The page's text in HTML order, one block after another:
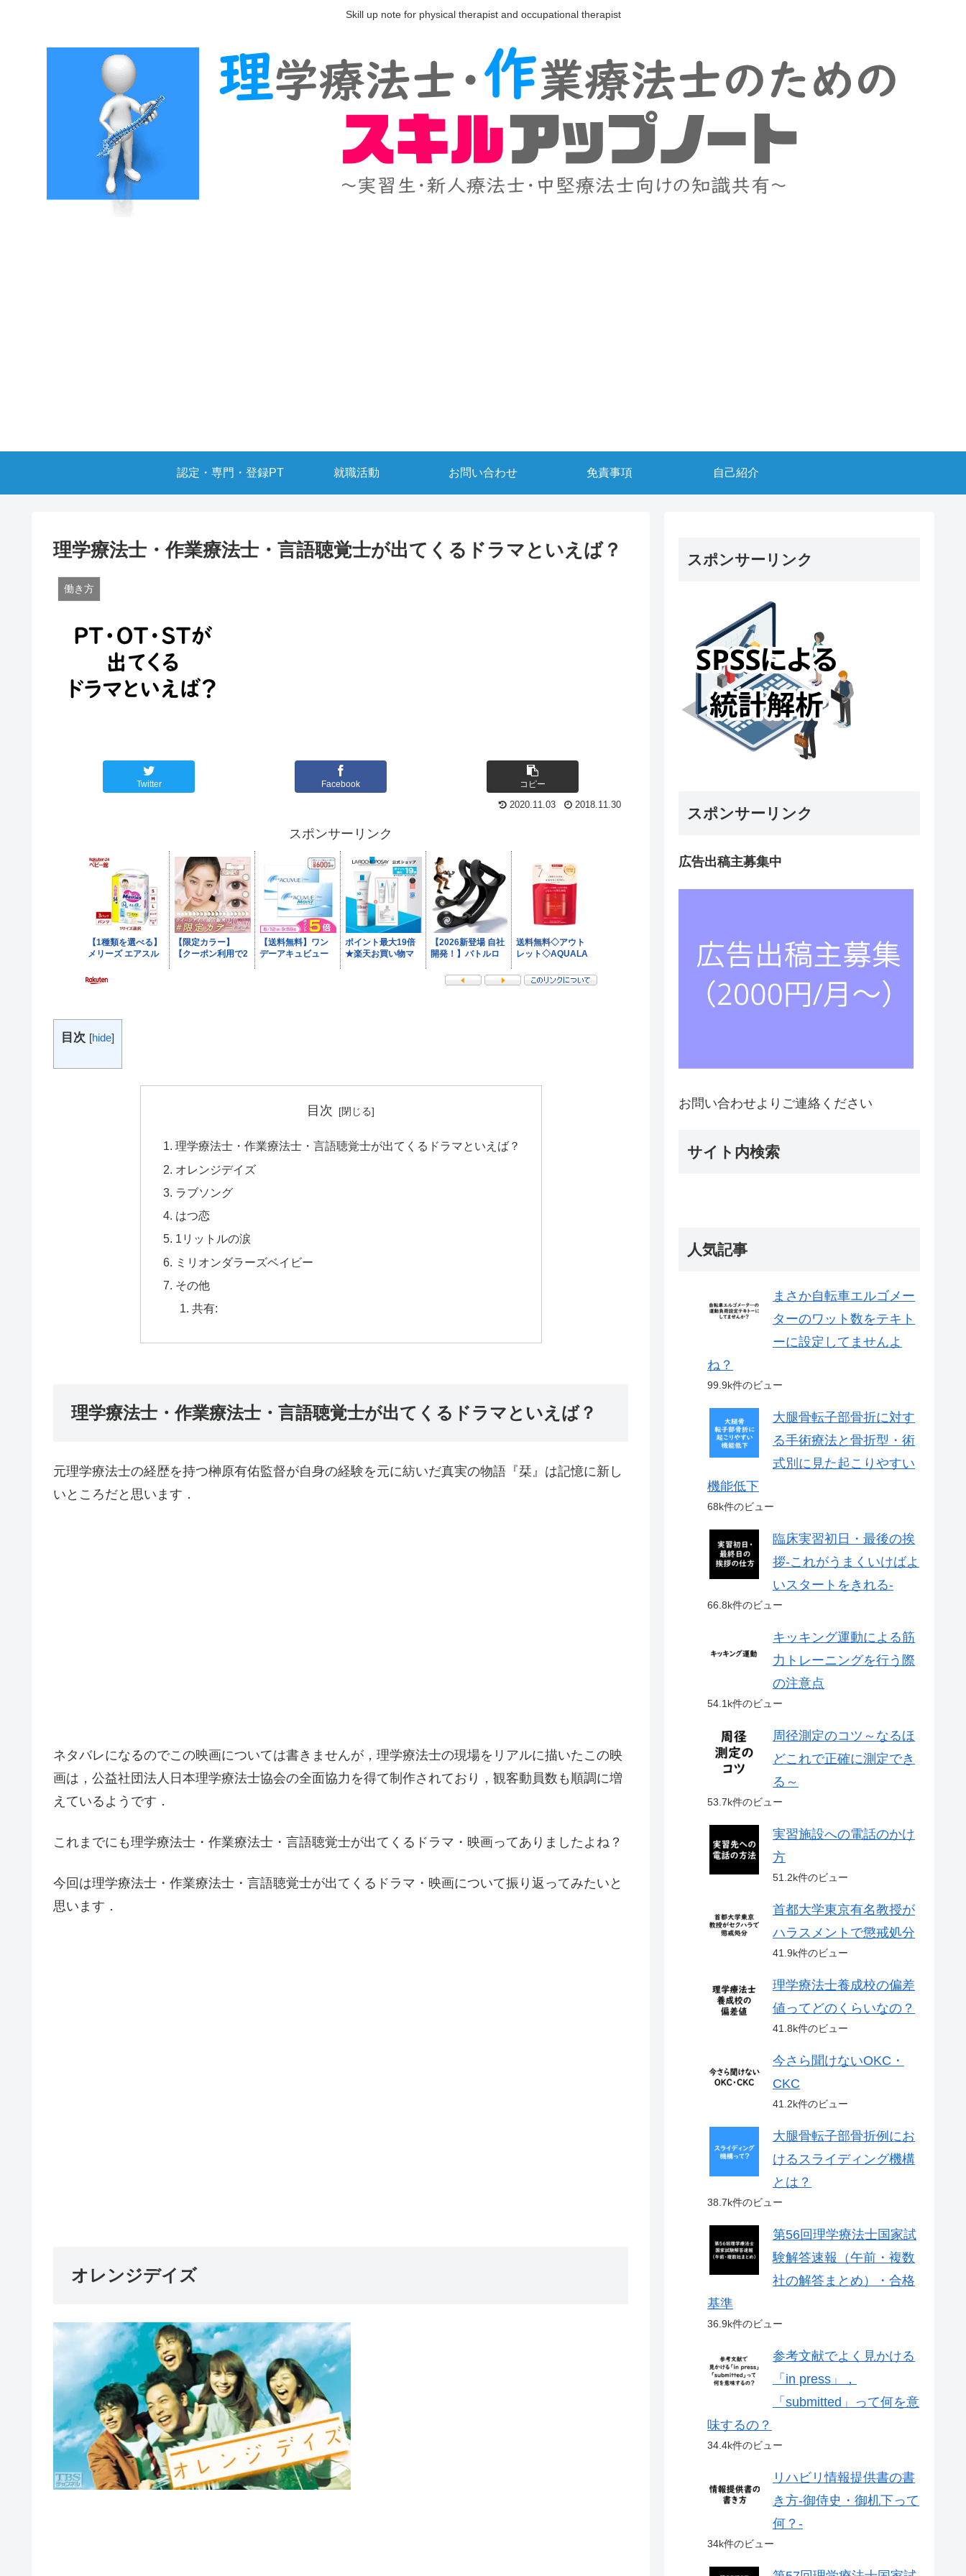
Skill up note for physical therapist and occupational therapist
認定・専門・登録PT 就職活動 お問い合わせ 免責事項 自己紹介
理学療法士・作業療法士・言語聴覚士が出てくるドラマといえば？
働き方
Twitter Facebook コピー
2020.11.03 2018.11.30
スポンサーリンク
目次 [hide]
目次
理学療法士・作業療法士・言語聴覚士が出てくるドラマといえば？
オレンジデイズ
ラブソング
はつ恋
1リットルの涙
ミリオンダラーズベイビー
その他
共有:
理学療法士・作業療法士・言語聴覚士が出てくるドラマといえば？
元理学療法士の経歴を持つ榊原有佑監督が自身の経験を元に紡いだ真実の物語『栞』は記憶に新し
いところだと思います．
ネタバレになるのでこの映画については書きませんが，理学療法士の現場をリアルに描いたこの映
画は，公益社団法人日本理学療法士協会の全面協力を得て制作されており，観客動員数も順調に増
えているようです．
これまでにも理学療法士・作業療法士・言語聴覚士が出てくるドラマ・映画ってありましたよね？
今回は理学療法士・作業療法士・言語聴覚士が出てくるドラマ・映画について振り返ってみたいと
思います．
オレンジデイズ
スポンサーリンク
スポンサーリンク
広告出稿主募集中
お問い合わせよりご連絡ください
サイト内検索
人気記事
まさか自転車エルゴメー
ターのワット数をテキト
ーに設定してませんよ
ね？
99.9k件のビュー
大腿骨転子部骨折に対す
る手術療法と骨折型・術
式別に見た起こりやすい
機能低下
68k件のビュー
臨床実習初日・最後の挨
拶-これがうまくいけばよ
いスタートをきれる-
66.8k件のビュー
キッキング運動による筋
力トレーニングを行う際
の注意点
54.1k件のビュー
周径測定のコツ～なるほ
どこれで正確に測定でき
る～
53.7k件のビュー
実習施設への電話のかけ
方
51.2k件のビュー
首都大学東京有名教授が
ハラスメントで懲戒処分
41.9k件のビュー
理学療法士養成校の偏差
値ってどのくらいなの？
41.8k件のビュー
今さら聞けないOKC・
CKC
41.2k件のビュー
大腿骨転子部骨折例にお
けるスライディング機構
とは？
38.7k件のビュー
第56回理学療法士国家試
験解答速報（午前・複数
社の解答まとめ）・合格
基準
36.9k件のビュー
参考文献でよく見かける
「in press」，
「submitted」って何を意
味するの？
34.4k件のビュー
リハビリ情報提供書の書
き方-御侍史・御机下って
何？-
34k件のビュー